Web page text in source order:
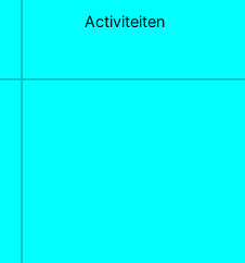
Activiteiten